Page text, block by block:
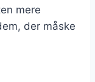
mere
der måske